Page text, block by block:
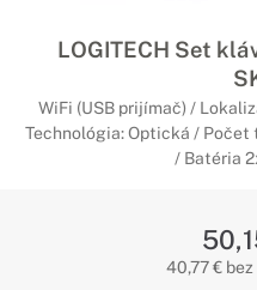
LOGITECH Set
WiFi (USB prijímač) /
Technológia: Optická /
/ Batéria
40,77 € bez